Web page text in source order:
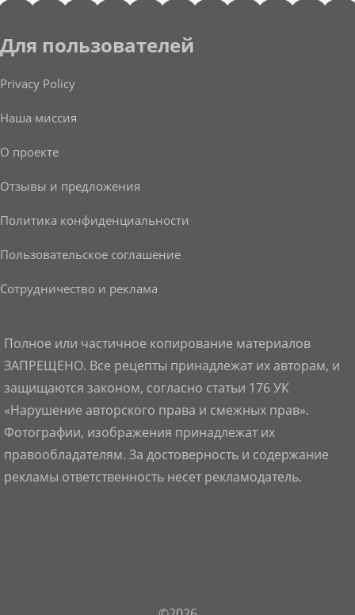
Для пользователей
Privacy Policy
Наша миссия
О проекте
Отзывы и предложения
Политика конфиденциальности
Пользовательское соглашение
Сотрудничество и реклама
Полное или частичное копирование материалов
ЗАПРЕЩЕНО. Все рецепты принадлежат их авторам, и
защищаются законом, согласно статьи 176 УК
«Нарушение авторского права и смежных прав».
Фотографии, изображения принадлежат их
правообладателям. За достоверность и содержание
рекламы ответственность несет рекламодатель.